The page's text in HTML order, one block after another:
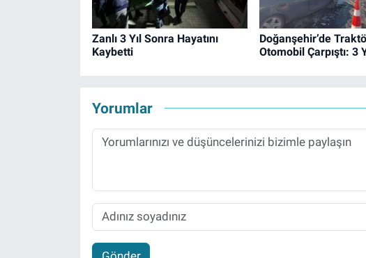
Zanlı 3 Yıl Sonra Hayatını
Kaybetti
Doğanşehir’de
Otomobil Çarpıştı: 3
Yorumlar